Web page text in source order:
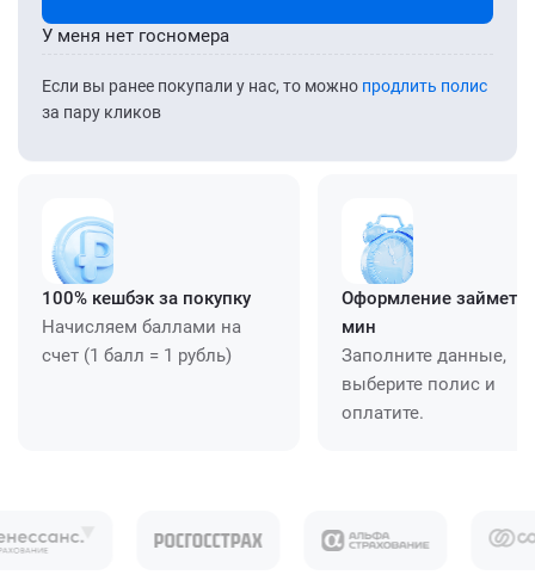
Если вы ранее покупали у нас, то можно продлить полис
за пару кликов
У меня нет госномера
100% кешбэк за покупку
Начисляем баллами на
счет (1 балл = 1 рубль)
Оформление займет
мин
Заполните данные,
выберите полис и
оплатите.